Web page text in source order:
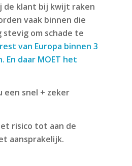
de klant bij kwijt raken
vaak binnen die
om schade te
van Europa binnen 3
daar MOET het
snel + zeker
risico tot aan de
aansprakelijk.